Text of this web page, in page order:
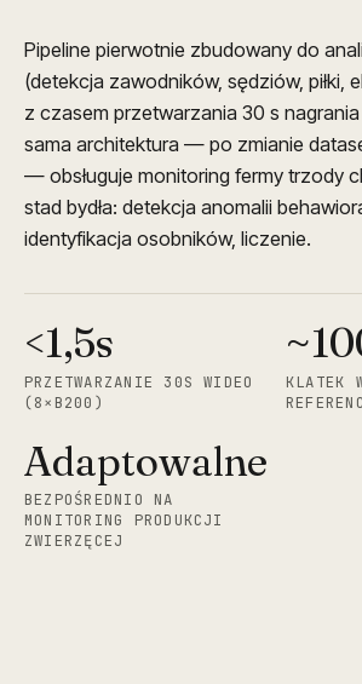
Pipeline pierwotnie zbudowany do
(detekcja zawodników, sędziów, piłki,
z czasem przetwarzania 30 s nagrania
sama architektura — po zmianie
— obsługuje monitoring fermy trzody
stad bydła: detekcja anomalii
identyfikacja osobników, liczenie.
<1,5s
PRZETWARZANIE 30S WIDEO
(8×B200)
KLATEK
Adaptowalne
BEZPOŚREDNIO NA
MONITORING PRODUKCJI
ZWIERZĘCEJ